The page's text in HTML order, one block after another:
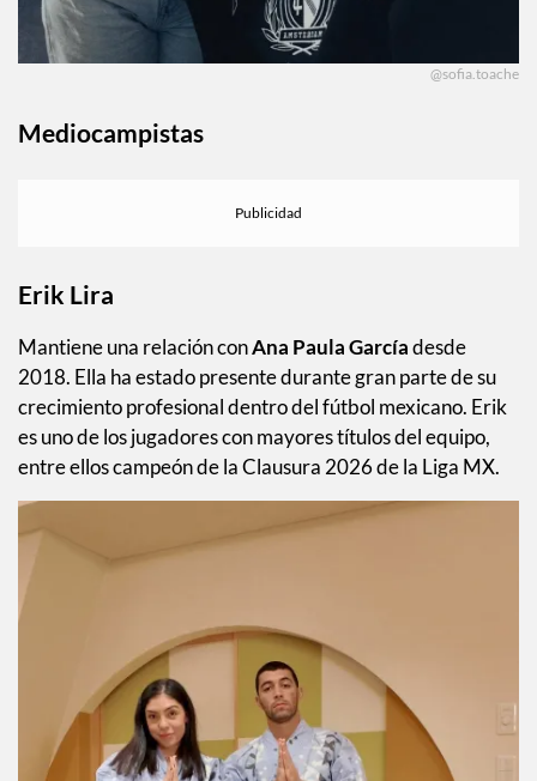
@sofia.toache
Mediocampistas
Erik Lira
Mantiene una relación conAna Paula Garcíadesde
2018. Ella ha estado presente durante gran parte de su
crecimiento profesional dentro del fútbol mexicano. Erik
es uno de los jugadores con mayores títulos del equipo,
entre ellos campeón de la Clausura 2026 de la Liga MX.